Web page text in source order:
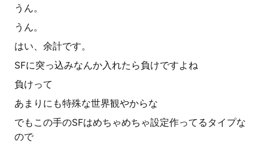
うん。
うん。
はい、余計です。
SFに突っ込みなんか入れたら負けですよね
負けって
あまりにも特殊な世界観やからな
でもこの手のSFはめちゃめちゃ設定作ってるタイプな
ので